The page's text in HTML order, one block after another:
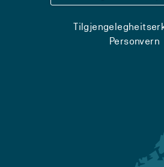
Personvern